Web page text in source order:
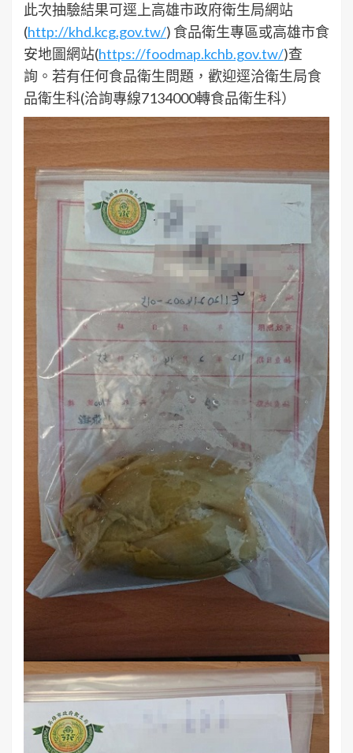
此次抽驗結果可逕上高雄市政府衛生局網站
(http://khd.kcg.gov.tw/) 食品衛生專區或高雄市食
安地圖網站(https://foodmap.kchb.gov.tw/)查
詢。若有任何食品衛生問題，歡迎逕洽衛生局食
品衛生科(洽詢專線7134000轉食品衛生科）